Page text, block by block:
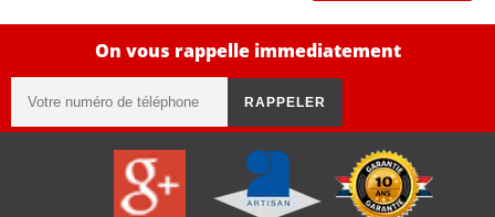
On vous rappelle immediatement